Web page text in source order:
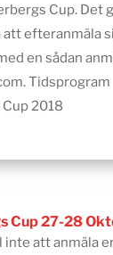
Cup. Det
efteranmäla
en sådan
Tidsprogram
2018
Cup 27-28
inte att anmäla